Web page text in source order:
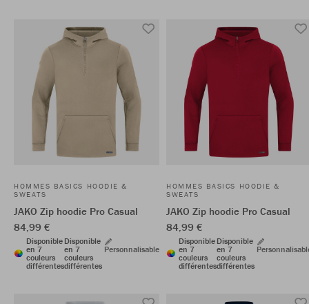
HOMMES BASICS HOODIE &
SWEATS
JAKO Zip hoodie Pro Casual
84,99 €
Disponible
en 7
couleurs
différentes
Disponible
en 7
couleurs
différentes
Personnalisable
HOMMES BASICS HOODIE &
SWEATS
JAKO Zip hoodie Pro Casual
84,99 €
Disponible
en 7
couleurs
différentes
Disponible
en 7
couleurs
différentes